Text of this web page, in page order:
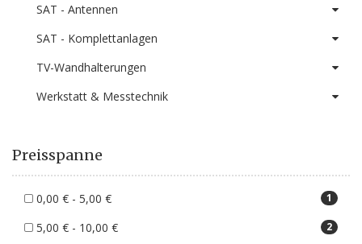
SAT - Antennen
SAT - Komplettanlagen
TV-Wandhalterungen
Werkstatt & Messtechnik
Preisspanne
0,00 € - 5,00 € 1
5,00 € - 10,00 € 2